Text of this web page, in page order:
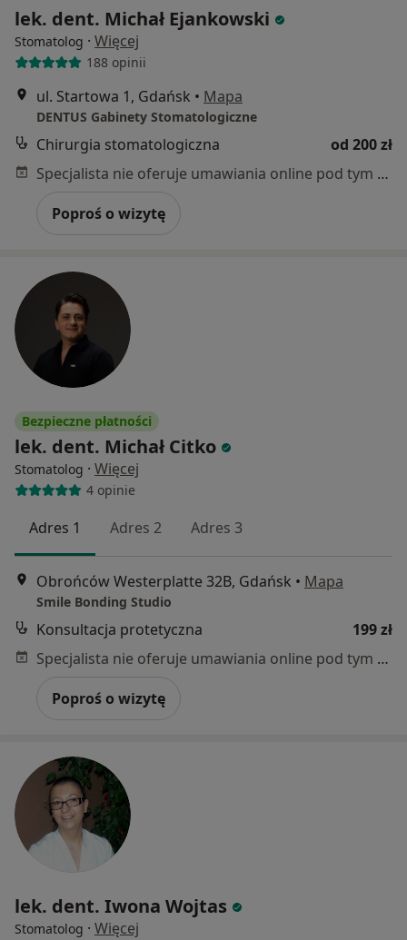
lek. dent. Michał Ejankowski
Stomatolog · Więcej
188 opinii
ul. Startowa 1, Gdańsk • Mapa
DENTUS Gabinety Stomatologiczne
Chirurgia stomatologiczna
od 200 zł
Specjalista nie oferuje umawiania online pod tym adresem.
Poproś o wizytę
Bezpieczne płatności
lek. dent. Michał Citko
Stomatolog · Więcej
4 opinie
Adres 1 Adres 2 Adres 3
Obrońców Westerplatte 32B, Gdańsk • Mapa
Smile Bonding Studio
Konsultacja protetyczna
199 zł
Specjalista nie oferuje umawiania online pod tym adresem.
Poproś o wizytę
lek. dent. Iwona Wojtas
Stomatolog · Więcej